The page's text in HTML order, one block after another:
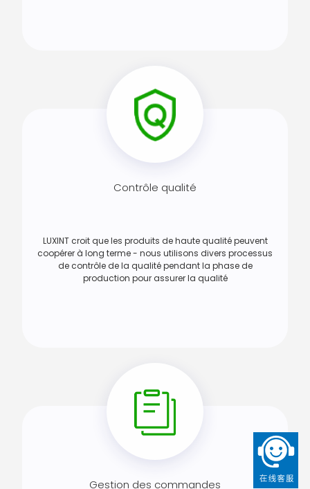
Contrôle qualité
LUXINT croit que les produits de haute qualité peuvent
coopérer à long terme - nous utilisons divers processus
de contrôle de la qualité pendant la phase de
production pour assurer la qualité
Gestion des commandes